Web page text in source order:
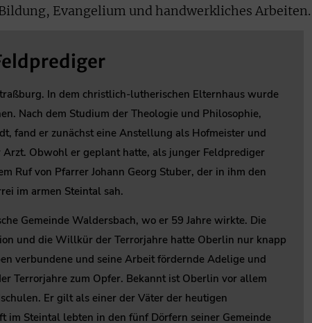
Evangelium und handwerkliches Arbeiten.
In dem christlich-lutherischen Elternhaus wurde
Nach dem Studium der Theologie und Philosophie,
fand er zunächst eine Anstellung als Hofmeister und
Obwohl er geplant hatte, als junger Feldprediger
Ruf von Pfarrer Johann Georg Stuber, der in ihm den
im armen Steintal sah.
Gemeinde Waldersbach, wo er 59 Jahre wirkte. Die
und die Willkür der Terrorjahre hatte Oberlin nur knapp
verbundene und seine Arbeit fördernde Adelige und
Terrorjahre zum Opfer. Bekannt ist Oberlin vor allem
Er gilt als einer der Väter der heutigen
im Steintal lebten in den fünf Dörfern seiner Gemeinde